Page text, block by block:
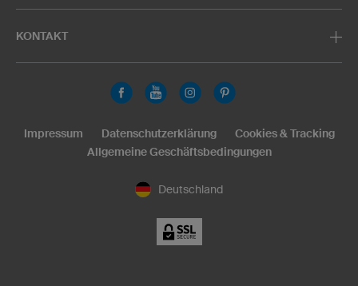
KONTAKT
Deutschland
Impressum Datenschutzerklärung
Cookies & Tracking
Allgemeine Geschäftsbedingungen